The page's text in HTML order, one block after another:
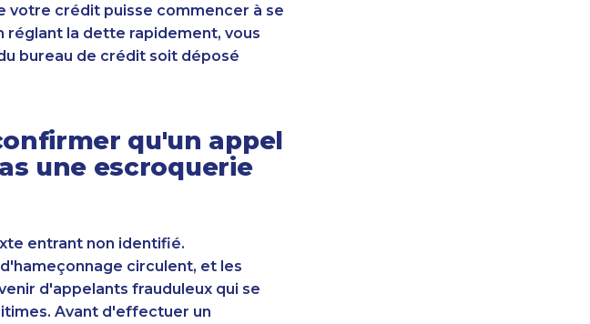
crédit puisse commencer à se
réglant la dette rapidement, vous
bureau de crédit soit déposé
qu'un appel
une escroquerie
entrant non identifié.
circulent, et les
d'appelants frauduleux qui se
Avant d'effectuer un